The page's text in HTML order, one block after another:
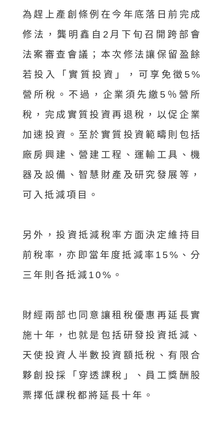
為趕上產創條例在今年底落日前完成
修法，龔明鑫自2月下旬召開跨部會
法案審查會議；本次修法讓保留盈餘
若投入「實質投資」，可享免徵5%
營所稅。不過，企業須先繳5％營所
稅，完成實質投資再退稅，以促企業
加速投資。至於實質投資範疇則包括
廠房興建、營建工程、運輸工具、機
器及設備、智慧財產及研究發展等，
可入抵減項目。
另外，投資抵減稅率方面決定維持目
前稅率，亦即當年度抵減率15%、分
三年則各抵減10%。
財經兩部也同意讓租稅優惠再延長實
施十年，也就是包括研發投資抵減、
天使投資人半數投資額抵稅、有限合
夥創投採「穿透課稅」、員工獎酬股
票擇低課稅都將延長十年。